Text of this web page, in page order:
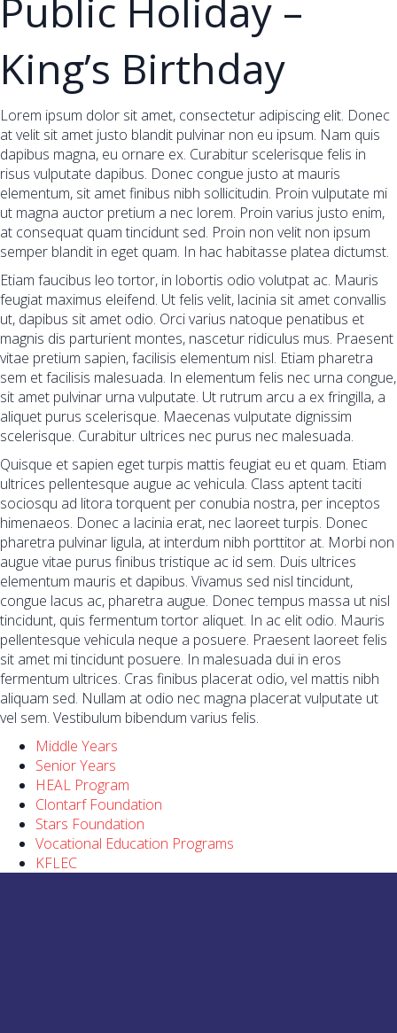
Public Holiday –
King’s Birthday
Lorem ipsum dolor sit amet, consectetur adipiscing elit. Donec
at velit sit amet justo blandit pulvinar non eu ipsum. Nam quis
dapibus magna, eu ornare ex. Curabitur scelerisque felis in
risus vulputate dapibus. Donec congue justo at mauris
elementum, sit amet finibus nibh sollicitudin. Proin vulputate mi
ut magna auctor pretium a nec lorem. Proin varius justo enim,
at consequat quam tincidunt sed. Proin non velit non ipsum
semper blandit in eget quam. In hac habitasse platea dictumst.
Etiam faucibus leo tortor, in lobortis odio volutpat ac. Mauris
feugiat maximus eleifend. Ut felis velit, lacinia sit amet convallis
ut, dapibus sit amet odio. Orci varius natoque penatibus et
magnis dis parturient montes, nascetur ridiculus mus. Praesent
vitae pretium sapien, facilisis elementum nisl. Etiam pharetra
sem et facilisis malesuada. In elementum felis nec urna congue,
sit amet pulvinar urna vulputate. Ut rutrum arcu a ex fringilla, a
aliquet purus scelerisque. Maecenas vulputate dignissim
scelerisque. Curabitur ultrices nec purus nec malesuada.
Quisque et sapien eget turpis mattis feugiat eu et quam. Etiam
ultrices pellentesque augue ac vehicula. Class aptent taciti
sociosqu ad litora torquent per conubia nostra, per inceptos
himenaeos. Donec a lacinia erat, nec laoreet turpis. Donec
pharetra pulvinar ligula, at interdum nibh porttitor at. Morbi non
augue vitae purus finibus tristique ac id sem. Duis ultrices
elementum mauris et dapibus. Vivamus sed nisl tincidunt,
congue lacus ac, pharetra augue. Donec tempus massa ut nisl
tincidunt, quis fermentum tortor aliquet. In ac elit odio. Mauris
pellentesque vehicula neque a posuere. Praesent laoreet felis
sit amet mi tincidunt posuere. In malesuada dui in eros
fermentum ultrices. Cras finibus placerat odio, vel mattis nibh
aliquam sed. Nullam at odio nec magna placerat vulputate ut
vel sem. Vestibulum bibendum varius felis.
Middle Years
Senior Years
HEAL Program
Clontarf Foundation
Stars Foundation
Vocational Education Programs
KFLEC